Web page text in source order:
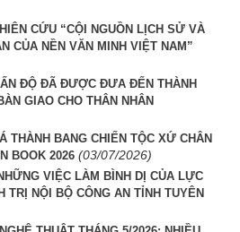
CỨU “CỘI NGUỒN LỊCH SỬ VÀ
CỦA NỀN VĂN MINH VIỆT NAM”
ĐỘ ĐÃ ĐƯỢC ĐƯA ĐẾN THÀNH
GIAO CHO THÂN NHÂN
THÀNH BANG CHIẾN TỘC XỨ CHÂN
BOOK 2026 (03/07/2026)
VIỆC LÀM BÌNH DỊ CỦA LỰC
TRỊ NỘI BỘ CÔNG AN TỈNH TUYÊN